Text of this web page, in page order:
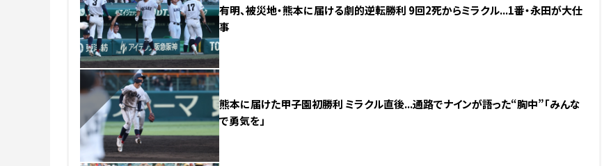
有明、被災地・熊本に届ける劇的逆転勝利 9回2死からミラクル...1番・永田が大仕
事
熊本に届けた甲子園初勝利 ミラクル直後...通路でナインが語った“胸中”「みんな
で勇気を」